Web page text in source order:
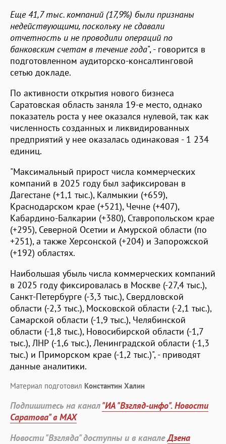
Еще 41,7 тыс. компаний (17,9%) были признаны
недействующими, поскольку не сдавали
отчетность и не проводили операций по
банковским счетам в течение года", - говорится в
подготовленном аудиторско-консалтинговой
сетью докладе.
По активности открытия нового бизнеса
Саратовская область заняла 19-е место, однако
показатель роста у нее оказался нулевой, так как
численность созданных и ликвидированных
предприятий у нее оказалась одинаковая - 1 234
единиц.
"Максимальный прирост числа коммерческих
компаний в 2025 году был зафиксирован в
Дагестане (+1,1 тыс.), Калмыкии (+659),
Краснодарском крае (+521), Чечне (+407),
Кабардино-Балкарии (+380), Ставропольском крае
(+295), Северной Осетии и Амурской области (по
+251), а также Херсонской (+204) и Запорожской
(+192) областях.
Наибольшая убыль числа коммерческих компаний
в 2025 году фиксировалась в Москве (-27,4 тыс.),
Санкт-Петербурге (-3,3 тыс.), Свердловской
области (-2,3 тыс.), Московской области (-2,1 тыс.),
Самарской области (-1,9 тыс.), Челябинской
области (-1,8 тыс.), Новосибирской области (-1,7
тыс.), ЛНР (-1,6 тыс.), Ленинградской области (-1,3
тыс.) и Приморском крае (-1,2 тыс.)", - приводят
данные аналитики.
Материал подготовил Константин Халин
Подпишитесь на канал"ИА "Взгляд-инфо". Новости
Саратова" в MAX
Новости "Взгляда" доступны и в каналеДзена